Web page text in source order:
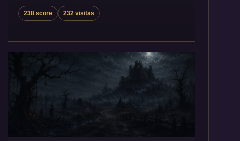
238 score 232 visitas